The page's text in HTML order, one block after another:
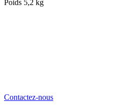
Poids 5,2 kg
Contactez-nous